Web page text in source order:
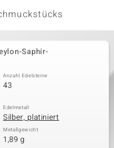
Saphir-
Anzahl Edelsteine
43
Edelmetall
Silber, platiniert
Metallgewicht
1,89 g